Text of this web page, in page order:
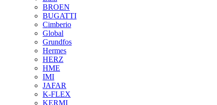
BROEN
BUGATTI
Cimberio
Global
Grundfos
Hermes
HERZ
HME
IMI
JAFAR
K-FLEX
KERMI